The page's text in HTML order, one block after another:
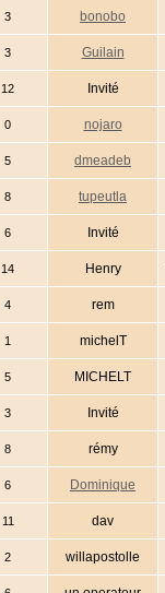
3 bonobo
3 Guilain
12 Invité
0 nojaro
5 dmeadeb
8 tupeutla
6 Invité
14 Henry
4 rem
1 michelT
5 MICHELT
3 Invité
8 rémy
6 Dominique
11 dav
2 willapostolle